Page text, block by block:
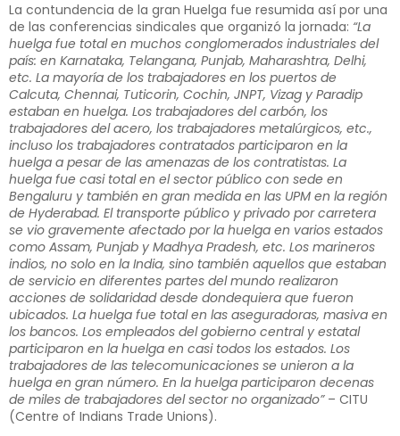
La contundencia de la gran Huelga fue resumida así por una
de las conferencias sindicales que organizó la jornada: “La
huelga fue total en muchos conglomerados industriales del
país: en Karnataka, Telangana, Punjab, Maharashtra, Delhi,
etc. La mayoría de los trabajadores en los puertos de
Calcuta, Chennai, Tuticorin, Cochin, JNPT, Vizag y Paradip
estaban en huelga. Los trabajadores del carbón, los
trabajadores del acero, los trabajadores metalúrgicos, etc.,
incluso los trabajadores contratados participaron en la
huelga a pesar de las amenazas de los contratistas. La
huelga fue casi total en el sector público con sede en
Bengaluru y también en gran medida en las UPM en la región
de Hyderabad. El transporte público y privado por carretera
se vio gravemente afectado por la huelga en varios estados
como Assam, Punjab y Madhya Pradesh, etc. Los marineros
indios, no solo en la India, sino también aquellos que estaban
de servicio en diferentes partes del mundo realizaron
acciones de solidaridad desde dondequiera que fueron
ubicados. La huelga fue total en las aseguradoras, masiva en
los bancos. Los empleados del gobierno central y estatal
participaron en la huelga en casi todos los estados. Los
trabajadores de las telecomunicaciones se unieron a la
huelga en gran número. En la huelga participaron decenas
de miles de trabajadores del sector no organizado”– CITU
(Centre of Indians Trade Unions).